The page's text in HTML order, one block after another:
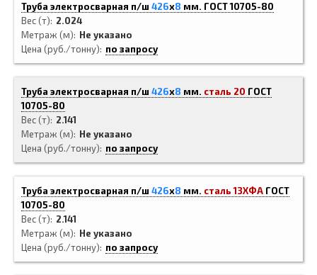
Труба электросварная п/ш 426x8 мм. ГОСТ 10705-80
Вес (т)
2.024
Метраж (м)
Не указано
Цена (руб./тонну)
по запросу
Труба электросварная п/ш 426x8 мм. сталь 20 ГОСТ
10705-80
Вес (т)
2.141
Метраж (м)
Не указано
Цена (руб./тонну)
по запросу
Труба электросварная п/ш 426x8 мм. сталь 13ХФА ГОСТ
10705-80
Вес (т)
2.141
Метраж (м)
Не указано
Цена (руб./тонну)
по запросу